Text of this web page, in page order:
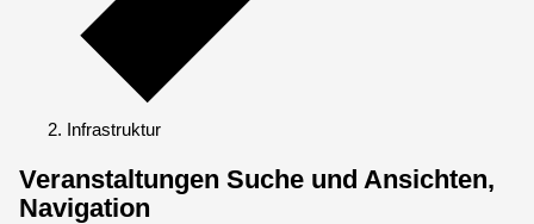
Infrastruktur
Veranstaltungen
Veranstaltungen Suche und Ansichten,
Navigation